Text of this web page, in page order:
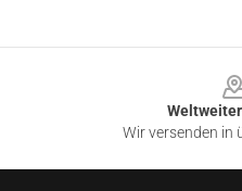
Wir versenden in